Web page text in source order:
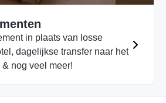
in plaats van losse
dagelijkse transfer naar het
nog veel meer!